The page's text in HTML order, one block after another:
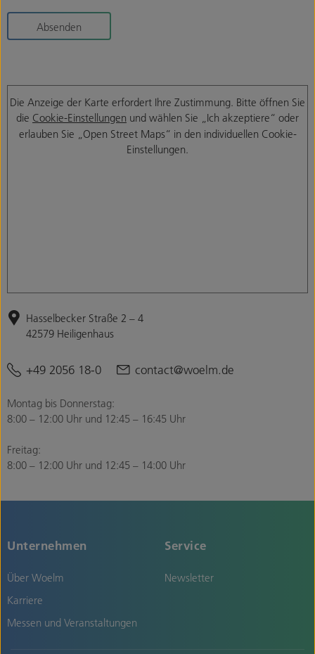
Absenden
Die Anzeige der Karte erfordert Ihre Zustimmung. Bitte öffnen Sie
die Cookie-Einstellungen und wählen Sie „Ich akzeptiere“ oder
erlauben Sie „Open Street Maps“ in den individuellen Cookie-
Einstellungen.
Hasselbecker Straße 2 – 4
42579 Heiligenhaus
+49 2056 18-0 contact@woelm.de
Montag bis Donnerstag:
8:00 – 12:00 Uhr und 12:45 – 16:45 Uhr
Freitag:
8:00 – 12:00 Uhr und 12:45 – 14:00 Uhr
Unternehmen
Über Woelm
Karriere
Messen und Veranstaltungen
Service
Newsletter